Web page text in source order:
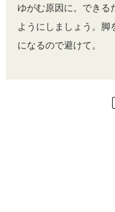
ゆがむ原因に。できる
ようにしましょう。脚
になるので避けて。